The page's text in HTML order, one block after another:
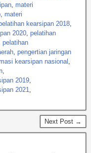
materi
materi
kearsipan 2018
2020 pelatihan
pelatihan
pengertian jaringan
kearsipan nasional
2019
2021
Next Post →